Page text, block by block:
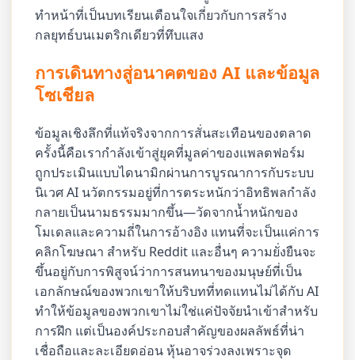
ทำหน้าที่เป็นบทเรียนเตือนใจเกี่ยวกับการสร้าง
กลยุทธ์บนเมตริกเดียวที่ทึบแสง
การเดินทางสู่อนาคตของ AI และข้อมูล
โซเชียล
ข้อมูลเชิงลึกที่แท้จริงจากการสั่นสะเทือนของตลาด
ครั้งนี้คือเรากำลังเข้าสู่ยุคที่มูลค่าของแพลตฟอร์ม
ถูกประเมินแบบไดนามิกผ่านการบูรณาการกับระบบ
นิเวศ AI นวัตกรรมอยู่ที่การตระหนักว่าอิทธิพลกำลัง
กลายเป็นนามธรรมมากขึ้น—วัดจากน้ำหนักของ
โมเดลและความถี่ในการอ้างอิง แทนที่จะเป็นแค่การ
คลิกโฆษณา สำหรับ Reddit และอื่นๆ ความยั่งยืนจะ
ขึ้นอยู่กับการพิสูจน์ว่าการสนทนาของมนุษย์ที่เป็น
เอกลักษณ์ของพวกเขาให้บริบทที่ทดแทนไม่ได้กับ AI
ทำให้ข้อมูลของพวกเขาไม่ใช่แค่ปัจจัยนำเข้าสำหรับ
การฝึก แต่เป็นองค์ประกอบสำคัญของผลลัพธ์ที่น่า
เชื่อถือและละเอียดอ่อน หุ้นอาจร่วงลงเพราะจุด